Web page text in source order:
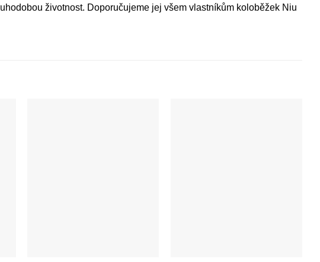
životnost. Doporučujeme jej všem vlastníkům koloběžek Niu